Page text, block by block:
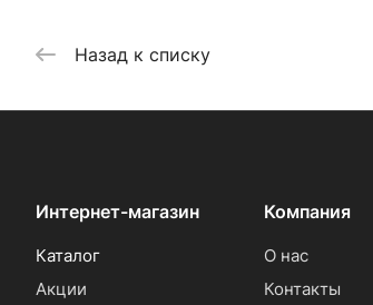
Назад к списку
Интернет-магазин
Каталог
Акции
Компания
О нас
Контакты